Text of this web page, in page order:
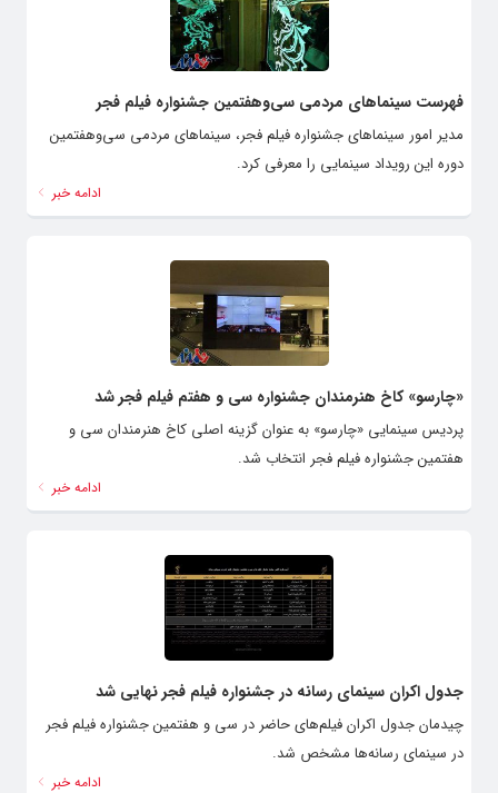
فهرست سینماهای مردمی سی‌وهفتمین جشنواره فیلم فجر
مدیر امور سینماهای جشنواره فیلم فجر، سینماهای مردمی سی‌وهفتمین
دوره این رویداد سینمایی را معرفی کرد.
ادامه خبر
«چارسو» کاخ هنرمندان جشنواره سی و هفتم فیلم فجر شد
پردیس سینمایی «چارسو» به عنوان گزینه اصلی کاخ هنرمندان سی و
هفتمین جشنواره فیلم فجر انتخاب شد.
ادامه خبر
جدول اکران سینمای رسانه در جشنواره فیلم فجر نهایی شد
چیدمان جدول اکران فیلم‌های حاضر در سی و هفتمین جشنواره فیلم فجر
در سینمای رسانه‌ها مشخص شد.
ادامه خبر